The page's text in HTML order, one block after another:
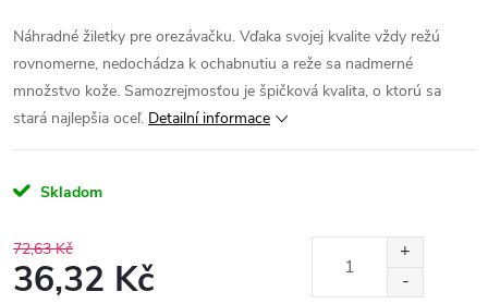
Náhradné žiletky pre orezávačku. Vďaka svojej kvalite vždy režú
rovnomerne, nedochádza k ochabnutiu a reže sa nadmerné
množstvo kože. Samozrejmosťou je špičková kvalita, o ktorú sa
stará najlepšia oceľ. Detailní informace
Skladom
72,63 Kč
36,32 Kč